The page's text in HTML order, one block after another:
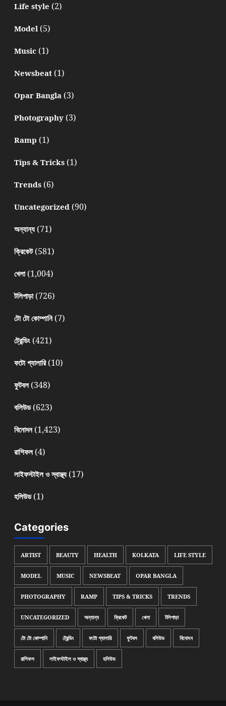
Life style (2)
Model(5)
Music(1)
Newsbeat(1)
Opar Bangla(3)
Photography(3)
Ramp (1)
Tips & Tricks(1)
Trends(6)
Uncategorized(90)
অন্যান্য(71)
ক্রিকেট(581)
খেলা(1,004)
টলিপাড়া(726)
টো টো কোম্পানি(7)
ট্রেন্ডিং(421)
ফটো গ্যালারি(10)
ফুটবল(348)
বলিউড(623)
বিনোদন(1,423)
রাশিফল(4)
লাইফস্টাইল ও স্বাস্থ্য(17)
হলিউড(1)
Categories
ARTIST BEAUTY HEALTH KOLKATA LIFE STYLE
MODEL MUSIC NEWSBEAT OPAR BANGLA
PHOTOGRAPHY RAMP TIPS & TRICKS TRENDS
UNCATEGORIZED অন্যান্য ক্রিকেট খেলা টলিপাড়া
টো টো কোম্পানি ট্রেন্ডিং ফটো গ্যালারি ফুটবল বলিউড বিনোদন
রাশিফল লাইফস্টাইল ও স্বাস্থ্য হলিউড